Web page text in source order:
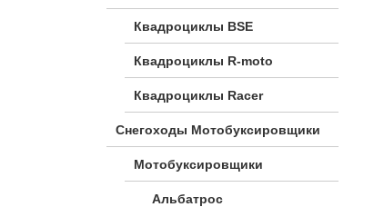
Квадроциклы BSE
Квадроциклы R-moto
Квадроциклы Racer
Снегоходы Мотобуксировщики
Мотобуксировщики
Альбатрос